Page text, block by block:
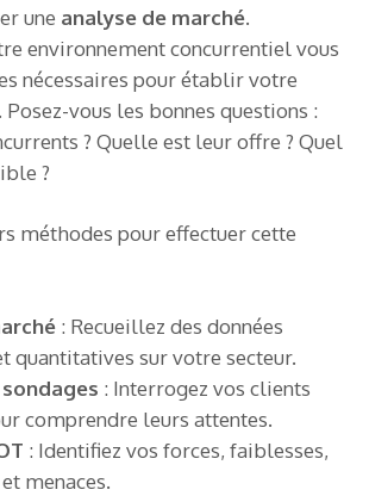
une analyse de marché.
environnement concurrentiel vous
nécessaires pour établir votre
vous les bonnes questions :
? Quelle est leur offre ? Quel
?
méthodes pour effectuer cette
: Recueillez des données
quantitatives sur votre secteur.
: Interrogez vos clients
comprendre leurs attentes.
: Identifiez vos forces, faiblesses,
menaces.